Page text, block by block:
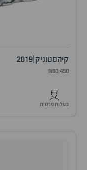
קיהסטוניק 2019
₪60,450
בעלות פרטית